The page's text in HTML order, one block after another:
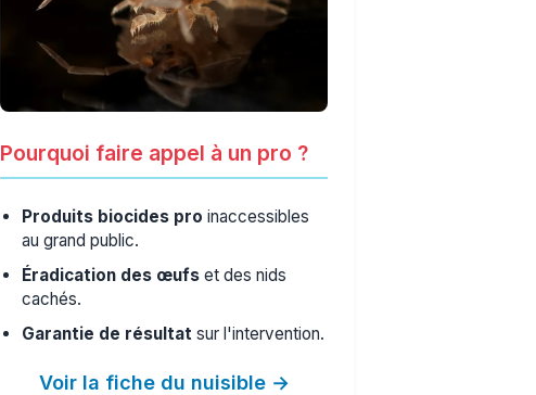
Pourquoi faire appel à un pro ?
Produits biocides pro inaccessibles
au grand public.
Éradication des œufs et des nids
cachés.
Garantie de résultat sur l'intervention.
Voir la fiche du nuisible →